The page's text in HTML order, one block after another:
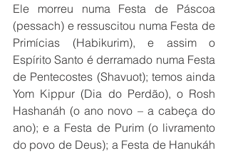
Ele morreu numa Festa de Páscoa
(pessach) e ressuscitou numa Festa de
Primícias (Habikurim), e assim o
Espírito Santo é derramado numa Festa
de Pentecostes (Shavuot); temos ainda
Yom Kippur (Dia do Perdão), o Rosh
Hashanáh (o ano novo – a cabeça do
ano); e a Festa de Purim (o livramento
do povo de Deus); a Festa de Hanukáh